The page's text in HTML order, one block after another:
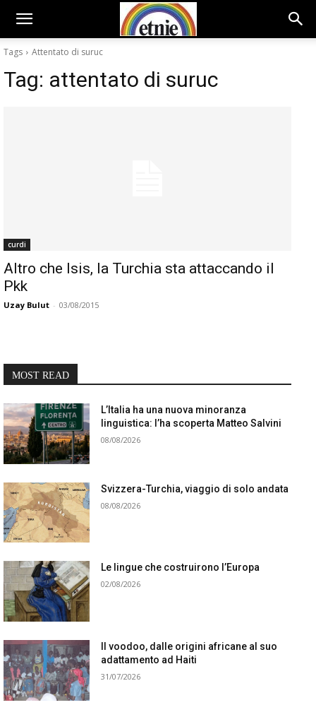
Tags Attentato di suruc
Tag: attentato di suruc
curdi
Altro che Isis, la Turchia sta attaccando il
Pkk
Uzay Bulut - 03/08/2015
MOST READ
L’Italia ha una nuova minoranza
linguistica: l’ha scoperta Matteo Salvini
08/08/2026
Svizzera-Turchia, viaggio di solo andata
08/08/2026
Le lingue che costruirono l’Europa
02/08/2026
Il voodoo, dalle origini africane al suo
adattamento ad Haiti
31/07/2026